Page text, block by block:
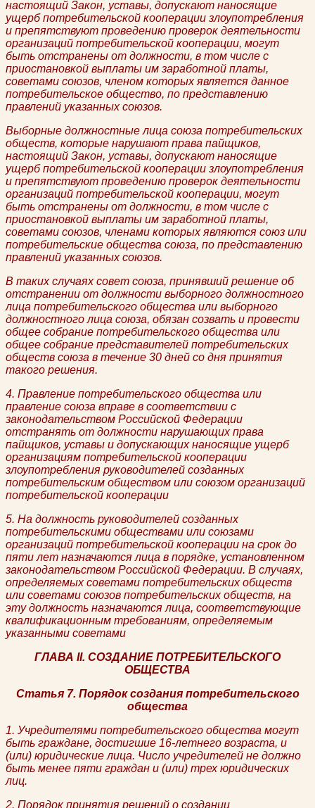
настоящий Закон, уставы, допускают наносящие
ущерб потребительской кооперации злоупотребления
и препятствуют проведению проверок деятельности
организаций потребительской кооперации, могут
быть отстранены от должности, в том числе с
приостановкой выплаты им заработной платы,
советами союзов, членом которых является данное
потребительское общество, по представлению
правлений указанных союзов.
Выборные должностные лица союза потребительских
обществ, которые нарушают права пайщиков,
настоящий Закон, уставы, допускают наносящие
ущерб потребительской кооперации злоупотребления
и препятствуют проведению проверок деятельности
организаций потребительской кооперации, могут
быть отстранены от должности, в том числе с
приостановкой выплаты им заработной платы,
советами союзов, членами которых являются союз или
потребительские общества союза, по представлению
правлений указанных союзов.
В таких случаях совет союза, принявший решение об
отстранении от должности выборного должностного
лица потребительского общества или выборного
должностного лица союза, обязан созвать и провести
общее собрание потребительского общества или
общее собрание представителей потребительских
обществ союза в течение 30 дней со дня принятия
такого решения.
4. Правление потребительского общества или
правление союза вправе в соответствии с
законодательством Российской Федерации
отстранять от должности нарушающих права
пайщиков, уставы и допускающих наносящие ущерб
организациям потребительской кооперации
злоупотребления руководителей созданных
потребительским обществом или союзом организаций
потребительской кооперации
5. На должность руководителей созданных
потребительскими обществами или союзами
организаций потребительской кооперации на срок до
пяти лет назначаются лица в порядке, установленном
законодательством Российской Федерации. В случаях,
определяемых советами потребительских обществ
или советами союзов потребительских обществ, на
эту должность назначаются лица, соответствующие
квалификационным требованиям, определяемым
указанными советами
ГЛАВА II. СОЗДАНИЕ ПОТРЕБИТЕЛЬСКОГО
ОБЩЕСТВА
Статья 7. Порядок создания потребительского
общества
1. Учредителями потребительского общества могут
быть граждане, достигшие 16-летнего возраста, и
(или) юридические лица. Число учредителей не должно
быть менее пяти граждан и (или) трех юридических
лиц.
2. Порядок принятия решений о создании